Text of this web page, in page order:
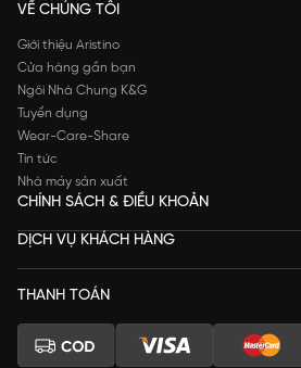
VỀ CHÚNG TÔI
Giới thiệu Aristino
Cửa hàng gần bạn
Ngôi Nhà Chung K&G
Tuyển dụng
Wear-Care-Share
Tin tức
Nhà máy sản xuất
CHÍNH SÁCH & ĐIỀU KHOẢN
DỊCH VỤ KHÁCH HÀNG
THANH TOÁN